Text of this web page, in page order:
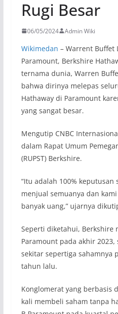
Rugi Besar
06/05/2024 Admin Wiki
Wikimedan – Warrent Buffet
Paramount, Berkshire
ternama dunia, Warren
bahwa dirinya melepas
Hathaway di Paramount
yang sangat besar.
Mengutip CNBC
dalam Rapat Umum
(RUPST) Berkshire.
“Itu adalah 100% keputusan
menjual semuanya dan
banyak uang,” ujarnya
Seperti diketahui, Berkshire
Paramount pada akhir 2023,
sekitar sepertiga sahamnya
tahun lalu.
Konglomerat yang berbasis
kali membeli saham tanpa